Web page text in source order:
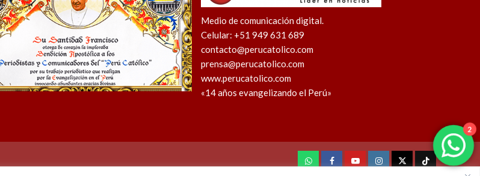
Medio de comunicación digital.
Celular: +51 949 631 689
contacto@perucatolico.com
prensa@perucatolico.com
www.perucatolico.com
«14 años evangelizando el Perú»
WhatsAppFacebookYoutubeInstagram
X TikTok
2